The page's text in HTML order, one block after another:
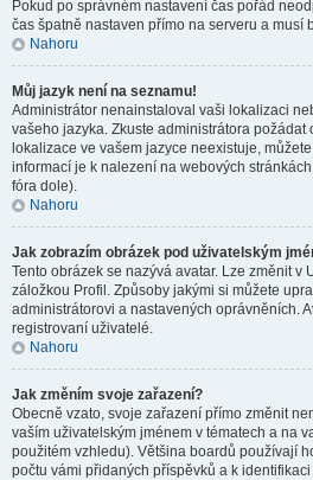
Pokud po správném nastavení čas pořád
čas špatně nastaven přímo na serveru a musí
Nahoru
Můj jazyk není na seznamu!
Administrátor nenainstaloval vaši lokalizaci
vašeho jazyka. Zkuste administrátora požádat
lokalizace ve vašem jazyce neexistuje,
informací je k nalezení na webových
fóra dole).
Nahoru
Jak zobrazím obrázek pod uživatelským
Tento obrázek se nazývá avatar. Lze změnit v
záložkou Profil. Způsoby jakými si můžete
administrátorovi a nastavených oprávněních.
registrovaní uživatelé.
Nahoru
Jak změním svoje zařazení?
Obecně vzato, svoje zařazení přímo změnit
vaším uživatelským jménem v tématech a na
použitém vzhledu). Většina boardů používají
počtu vámi přidaných příspěvků a k